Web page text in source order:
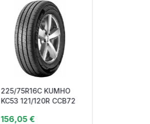
225/75R16C KUMHO
KC53 121/120R CCB72
156,05 €